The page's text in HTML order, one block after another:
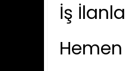
İş
Hemen